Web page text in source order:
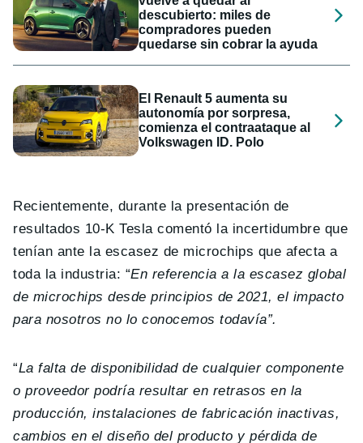
descubierto: miles de
compradores pueden
quedarse sin cobrar la ayuda
El Renault 5 aumenta su
autonomía por sorpresa,
comienza el contraataque al
Volkswagen ID. Polo
Recientemente, durante la presentación de
resultados 10-K Tesla comentó la incertidumbre que
tenían ante la escasez de microchips que afecta a
toda la industria: “En referencia a la escasez global
de microchips desde principios de 2021, el impacto
para nosotros no lo conocemos todavía”.
“La falta de disponibilidad de cualquier componente
o proveedor podría resultar en retrasos en la
producción, instalaciones de fabricación inactivas,
cambios en el diseño del producto y pérdida de